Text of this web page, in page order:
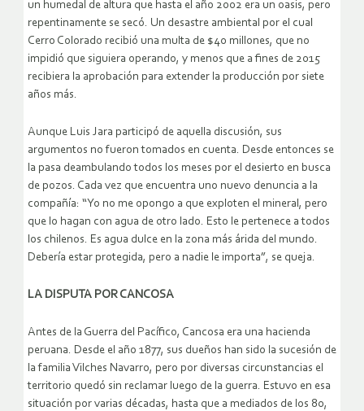
un humedal de altura que hasta el año 2002 era un oasis, pero
repentinamente se secó. Un desastre ambiental por el cual
Cerro Colorado recibió una multa de $40 millones, que no
impidió que siguiera operando, y menos que a fines de 2015
recibiera la aprobación para extender la producción por siete
años más.
Aunque Luis Jara participó de aquella discusión, sus
argumentos no fueron tomados en cuenta. Desde entonces se
la pasa deambulando todos los meses por el desierto en busca
de pozos. Cada vez que encuentra uno nuevo denuncia a la
compañía: “Yo no me opongo a que exploten el mineral, pero
que lo hagan con agua de otro lado. Esto le pertenece a todos
los chilenos. Es agua dulce en la zona más árida del mundo.
Debería estar protegida, pero a nadie le importa”, se queja.
LA DISPUTA POR CANCOSA
Antes de la Guerra del Pacífico, Cancosa era una hacienda
peruana. Desde el año 1877, sus dueños han sido la sucesión de
la familia Vilches Navarro, pero por diversas circunstancias el
territorio quedó sin reclamar luego de la guerra. Estuvo en esa
situación por varias décadas, hasta que a mediados de los 80,